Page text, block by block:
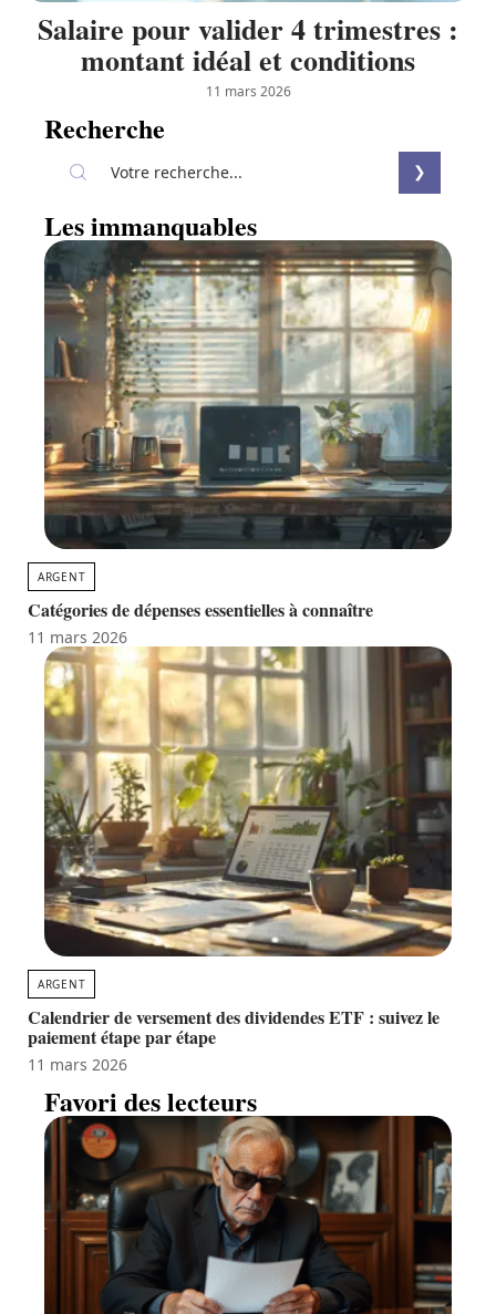
Salaire pour valider 4 trimestres :
montant idéal et conditions
11 mars 2026
Recherche
Les immanquables
ARGENT
Catégories de dépenses essentielles à connaître
11 mars 2026
ARGENT
Calendrier de versement des dividendes ETF : suivez le
paiement étape par étape
11 mars 2026
Favori des lecteurs